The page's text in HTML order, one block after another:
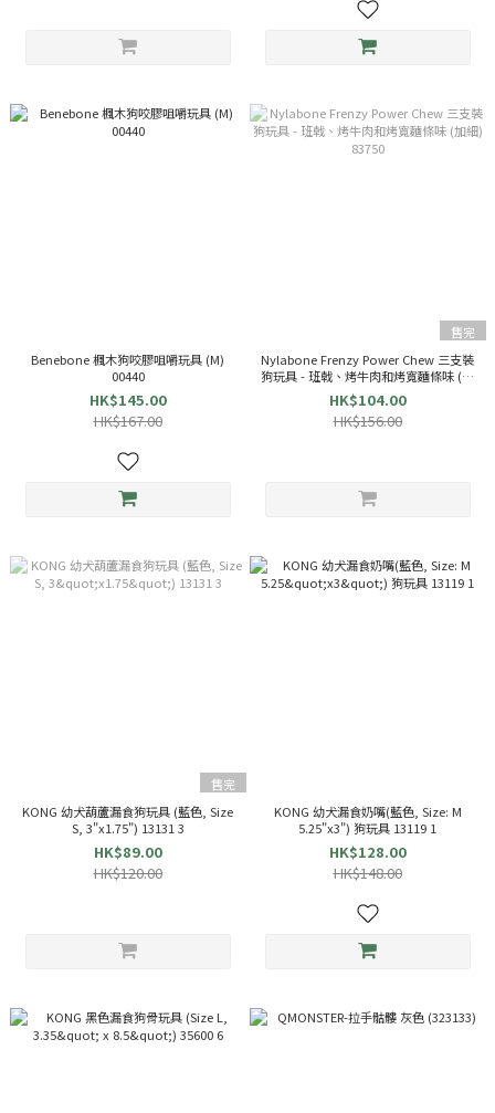
Benebone 楓木狗咬膠咀嚼玩具 (M)
00440
HK$145.00
HK$167.00
售完
Nylabone Frenzy Power Chew 三支裝
狗玩具 - 班戟、烤牛肉和烤寬麵條味 (加
細) 83750
HK$104.00
HK$156.00
售完
KONG 幼犬葫蘆漏食狗玩具 (藍色, Size
S, 3"x1.75") 13131 3
HK$89.00
HK$120.00
KONG 幼犬漏食奶嘴(藍色, Size: M
5.25"x3") 狗玩具 13119 1
HK$128.00
HK$148.00